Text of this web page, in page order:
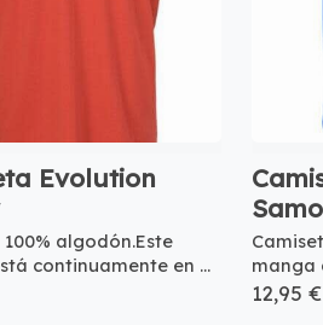
Evolution
algodón.Este
continuamente en ...
manga
12,95 €